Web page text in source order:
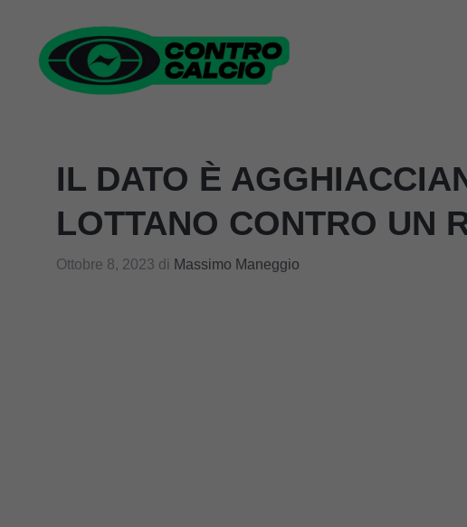
contenuto
IL DATO È
LOTTANO CONTRO UN
Ottobre 8, 2023 di Massimo Maneggio